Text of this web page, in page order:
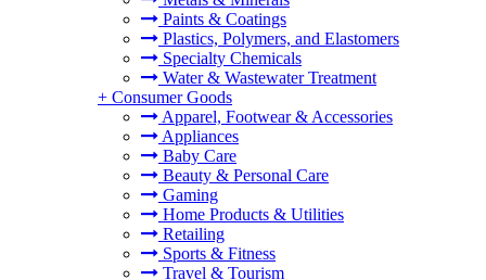
Paints & Coatings
Plastics, Polymers, and Elastomers
Specialty Chemicals
Water & Wastewater Treatment
+ Consumer Goods
Apparel, Footwear & Accessories
Appliances
Baby Care
Beauty & Personal Care
Gaming
Home Products & Utilities
Retailing
Sports & Fitness
Travel & Tourism